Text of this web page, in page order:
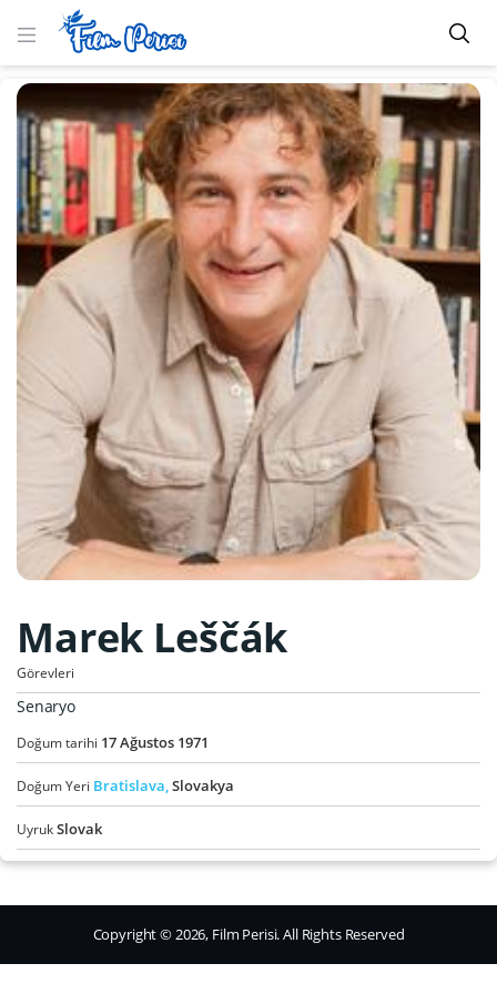
Marek Leščák
Görevleri
Senaryo
Doğum tarihi 17Ağustos 1971
Doğum Yeri Bratislava,Slovakya
UyrukSlovak
Copyright © 2026, Film Perisi. All Rights Reserved